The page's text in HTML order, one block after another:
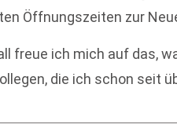
Öffnungszeiten zur
freue ich mich auf das,
die ich schon seit